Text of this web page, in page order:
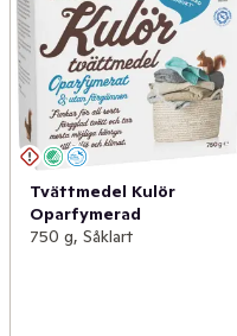
Tvättmedel Kulör
Oparfymerad
750 g, Såklart